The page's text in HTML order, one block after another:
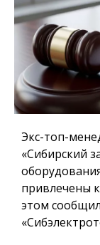
Экс-топ-
«Сибирский
привлечены
этом